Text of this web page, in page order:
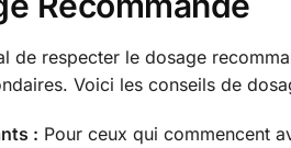
de respecter le dosage
Voici les conseils de
: Pour ceux qui commencent